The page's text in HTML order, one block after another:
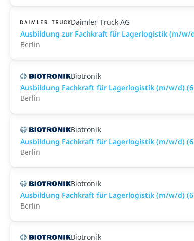
Daimler Truck AG
Ausbildung zur Fachkraft für Lagerlogistik (m/w/
Berlin
Biotronik
Ausbildung Fachkraft für Lagerlogistik (m/w/d)
Berlin
Biotronik
Ausbildung Fachkraft für Lagerlogistik (m/w/d)
Berlin
Biotronik
Ausbildung Fachkraft für Lagerlogistik (m/w/d)
Berlin
Biotronik